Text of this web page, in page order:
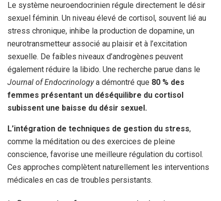
Le système neuroendocrinien régule directement le désir
sexuel féminin. Un niveau élevé de cortisol, souvent lié au
stress chronique, inhibe la production de dopamine, un
neurotransmetteur associé au plaisir et à l’excitation
sexuelle. De faibles niveaux d’androgènes peuvent
également réduire la libido. Une recherche parue dans le
Journal of Endocrinologya démontré que 80 % des
femmes présentant un déséquilibre du cortisol
subissent une baisse du désir sexuel.
L’intégration de techniques de gestion du stress,
comme la méditation ou des exercices de pleine
conscience, favorise une meilleure régulation du cortisol.
Ces approches complètent naturellement les interventions
médicales en cas de troubles persistants.